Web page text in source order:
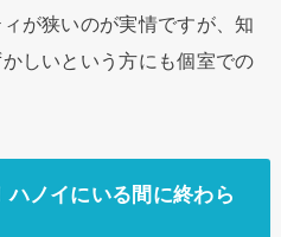
が狭いのが実情ですが、知
しいという方にも個室での
ノイにいる間に終わら